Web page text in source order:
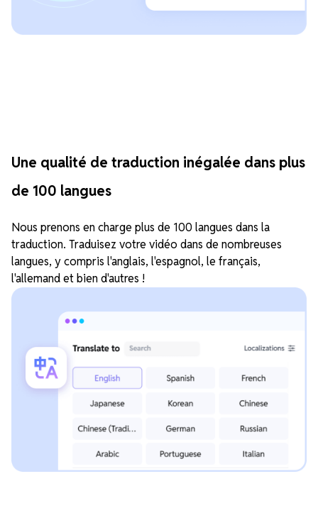
Une qualité de traduction inégalée dans plus
de 100 langues
Nous prenons en charge plus de 100 langues dans la
traduction. Traduisez votre vidéo dans de nombreuses
langues, y compris l'anglais, l'espagnol, le français,
l'allemand et bien d'autres !